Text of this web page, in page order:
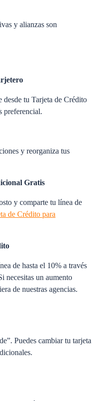
y alianzas son
tu Tarjeta de Crédito
preferencial.
y reorganiza tus
Gratis
y comparte tu línea de
de Crédito para
de hasta el 10% a través
necesitas un aumento
de nuestras agencias.
Puedes cambiar tu tarjeta